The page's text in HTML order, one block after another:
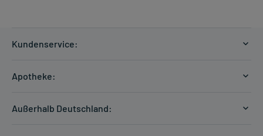
Kundenservice:
Zahlungsarten
Apotheke:
Außerhalb Deutschland: